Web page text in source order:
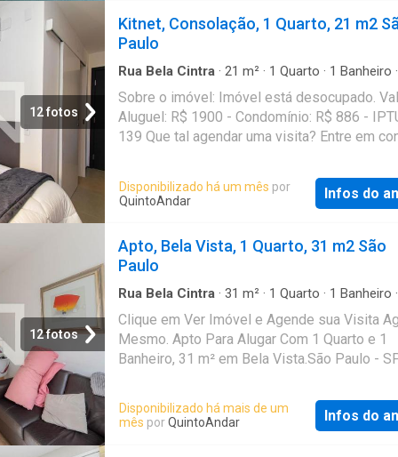
12 fotos
Kitnet, Consolação, 1 Quarto, 21 m2
Paulo
Rua Bela Cintra · 21 m² · 1 Quarto · 1 Banheiro ·
Sobre o imóvel: Imóvel está desocupado.
Aluguel: R$ 1900 - Condomínio: R$ 886 -
139 Que tal agendar uma visita? Entre em
e-mail e WhatsApp com os próximos
imóvel sem burocracia O QuintoAndar
Conheça esse e outros imóveis no site do
QuintoAndar. CRECI-SP J24.344
Disponibilizado há um mês por
QuintoAndar
Infos do
12 fotos
Apto, Bela Vista, 1 Quarto, 31 m2 São
Paulo
Rua Bela Cintra · 31 m² · 1 Quarto · 1 Banheiro ·
Clique em Ver Imóvel e Agende sua Visita
Mesmo. Apto Para Alugar Com 1 Quarto e 1
Banheiro, 31 m² em Bela Vista.São Paulo -
Disponibilizado há mais de um
mês porQuintoAndar Infos do